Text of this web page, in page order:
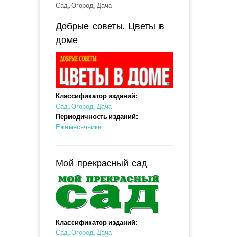
Сад, Огород, Дача
Добрые советы. Цветы в
доме
Классификатор изданий:
Сад, Огород, Дача
Периодичность изданий:
Ежемесячники
Мой прекрасный сад
Классификатор изданий:
Сад, Огород, Дача